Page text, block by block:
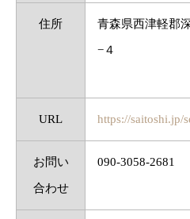
住所 青森県西津軽郡
−４
URL https://saitoshi.jp/
お問い
合わせ
090-3058-2681